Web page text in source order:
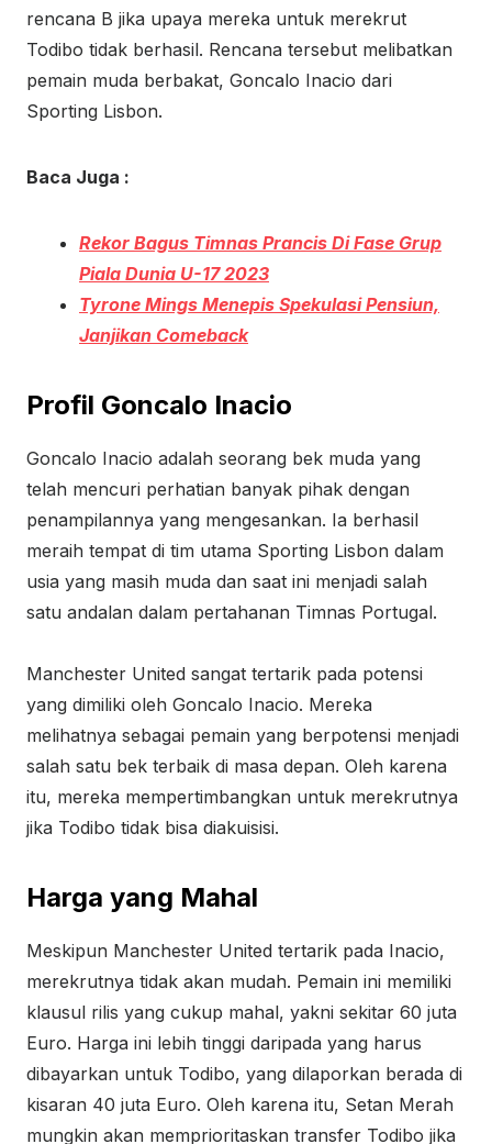
rencana B jika upaya mereka untuk merekrut
Todibo tidak berhasil. Rencana tersebut melibatkan
pemain muda berbakat, Goncalo Inacio dari
Sporting Lisbon.
Baca Juga :
Rekor Bagus Timnas Prancis Di Fase Grup
Piala Dunia U-17 2023
Tyrone Mings Menepis Spekulasi Pensiun,
Janjikan Comeback
Profil Goncalo Inacio
Goncalo Inacio adalah seorang bek muda yang
telah mencuri perhatian banyak pihak dengan
penampilannya yang mengesankan. Ia berhasil
meraih tempat di tim utama Sporting Lisbon dalam
usia yang masih muda dan saat ini menjadi salah
satu andalan dalam pertahanan Timnas Portugal.
Manchester United sangat tertarik pada potensi
yang dimiliki oleh Goncalo Inacio. Mereka
melihatnya sebagai pemain yang berpotensi menjadi
salah satu bek terbaik di masa depan. Oleh karena
itu, mereka mempertimbangkan untuk merekrutnya
jika Todibo tidak bisa diakuisisi.
Harga yang Mahal
Meskipun Manchester United tertarik pada Inacio,
merekrutnya tidak akan mudah. Pemain ini memiliki
klausul rilis yang cukup mahal, yakni sekitar 60 juta
Euro. Harga ini lebih tinggi daripada yang harus
dibayarkan untuk Todibo, yang dilaporkan berada di
kisaran 40 juta Euro. Oleh karena itu, Setan Merah
mungkin akan memprioritaskan transfer Todibo jika